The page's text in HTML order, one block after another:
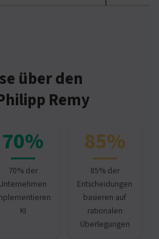
über den
Remy
70%
70% der
Unternehmen
KI
85%
85% der
Entscheidungen
basieren auf
rationalen
Überlegungen